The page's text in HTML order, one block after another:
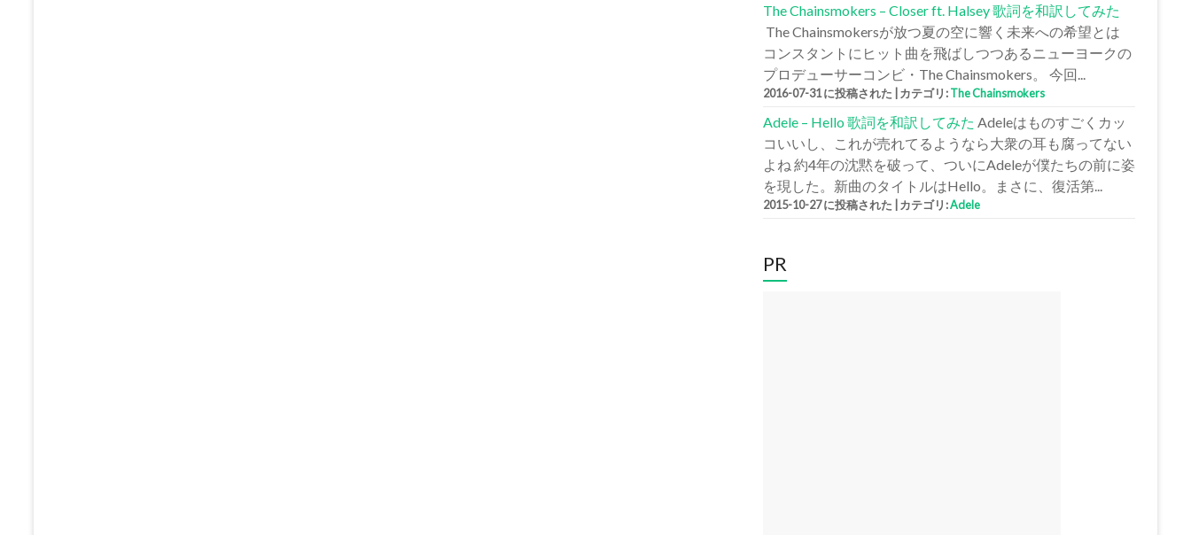
The Chainsmokers – Closer ft. Halsey 歌詞を和訳してみた
The Chainsmokersが放つ夏の空に響く未来への希望とは
コンスタントにヒット曲を飛ばしつつあるニューヨークの
プロデューサーコンビ・The Chainsmokers。 今回...
2016-07-31 に投稿された カテゴリ:The Chainsmokers
Adele – Hello 歌詞を和訳してみた Adeleはものすごくカッ
コいいし、これが売れてるようなら大衆の耳も腐ってない
よね 約4年の沈黙を破って、ついにAdeleが僕たちの前に姿
を現した。新曲のタイトルはHello。まさに、復活第...
2015-10-27 に投稿された カテゴリ:Adele
PR